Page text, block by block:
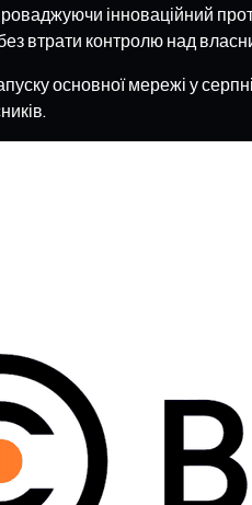
інноваційний
втрати контролю над
основної мережі у